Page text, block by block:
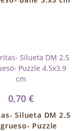
0,70 €
Silueta DM 2.5
Puzzle